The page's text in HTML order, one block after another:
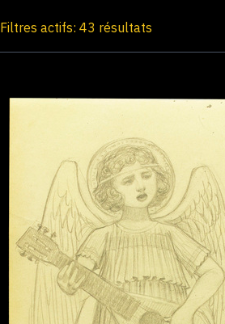
Filtres actifs: 43 résultats